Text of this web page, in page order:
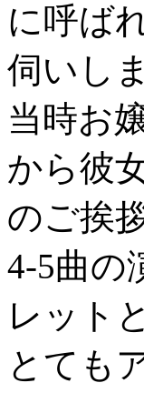
に呼ば
伺いし
当時お
から彼
のご挨
4-5曲の
レット
とても